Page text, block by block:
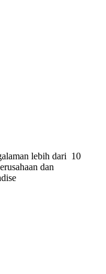
lebih dari 10
dan